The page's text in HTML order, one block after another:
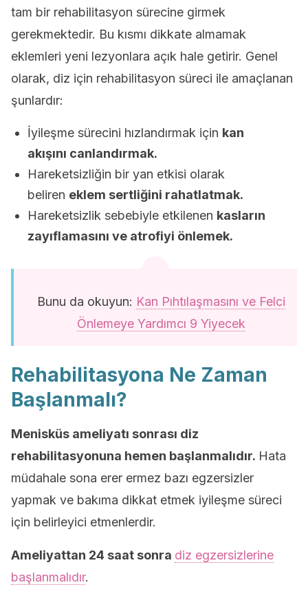
tam bir rehabilitasyon sürecine girmek
gerekmektedir. Bu kısmı dikkate almamak
eklemleri yeni lezyonlara açık hale getirir. Genel
olarak, diz için rehabilitasyon süreci ile amaçlanan
şunlardır:
İyileşme sürecini hızlandırmak için kan
akışını canlandırmak.
Hareketsizliğin bir yan etkisi olarak
beliren eklem sertliğini rahatlatmak.
Hareketsizlik sebebiyle etkilenen kasların
zayıflamasını ve atrofiyi önlemek.
Bunu da okuyun: Kan Pıhtılaşmasını ve Felci
Önlemeye Yardımcı 9 Yiyecek
Rehabilitasyona Ne Zaman
Başlanmalı?
Menisküs ameliyatı sonrası diz
rehabilitasyonuna hemen başlanmalıdır. Hata
müdahale sona erer ermez bazı egzersizler
yapmak ve bakıma dikkat etmek iyileşme süreci
için belirleyici etmenlerdir.
Ameliyattan 24 saat sonra diz egzersizlerine
başlanmalıdır.